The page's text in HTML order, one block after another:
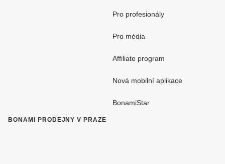
Pro profesionály
Pro média
Affiliate program
Nová mobilní aplikace
BonamiStar
BONAMI PRODEJNY V PRAZE